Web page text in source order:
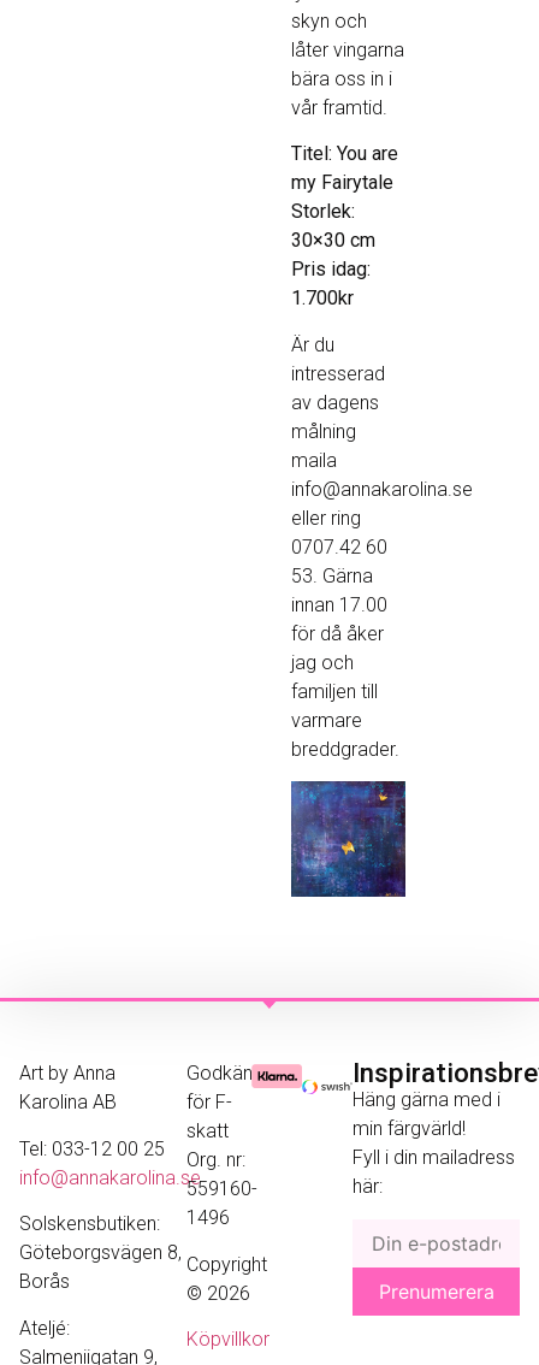
skyn och
låter vingarna
bära oss in i
vår framtid.
Titel: You are
my Fairytale
Storlek:
30×30 cm
Pris idag:
1.700kr
Är du
intresserad
av dagens
målning
maila
info@annakarolina.se
eller ring
0707.42 60
53. Gärna
innan 17.00
för då åker
jag och
familjen till
varmare
breddgrader.
Art by Anna
Karolina AB
Tel: 033-12 00 25
info@annakarolina.se
Solskensbutiken:
Göteborgsvägen 8,
Borås
Ateljé:
Salmeniigatan 9,
Godkänd
för F-
skatt
Org. nr:
559160-
1496
Copyright
© 2026
Köpvillkor
Häng gärna med i
min färgvärld!
Fyll i din mailadress
här: